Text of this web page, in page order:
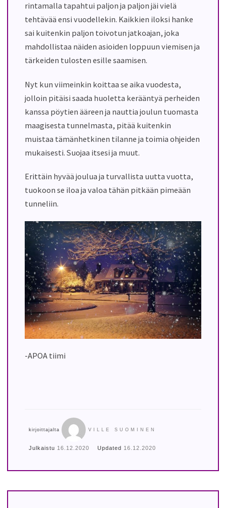
rintamalla tapahtui paljon ja paljon jäi vielä
tehtävää ensi vuodellekin. Kaikkien iloksi hanke
sai kuitenkin paljon toivotun jatkoajan, joka
mahdollistaa näiden asioiden loppuun viemisen ja
tärkeiden tulosten esille saamisen.
Nyt kun viimeinkin koittaa se aika vuodesta,
jolloin pitäisi saada huoletta kerääntyä perheiden
kanssa pöytien ääreen ja nauttia joulun tuomasta
maagisesta tunnelmasta, pitää kuitenkin
muistaa tämänhetkinen tilanne ja toimia ohjeiden
mukaisesti. Suojaa itsesi ja muut.
Erittäin hyvää joulua ja turvallista uutta vuotta,
tuokoon se iloa ja valoa tähän pitkään pimeään
tunneliin.
-APOA tiimi
kirjoittajalta VILLE SUOMINEN
Julkaistu 16.12.2020 Updated 16.12.2020